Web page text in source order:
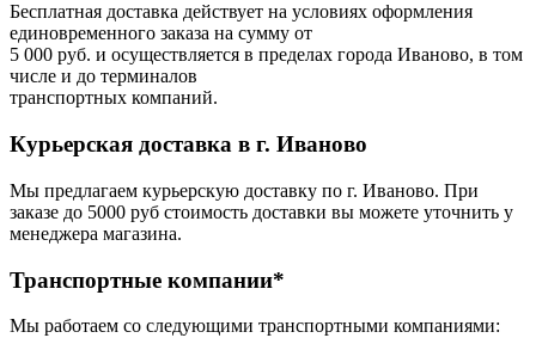
Бесплатная доставка действует на условиях оформления
единовременного заказа на сумму от
5 000 руб. и осуществляется в пределах города Иваново, в том
числе и до терминалов
транспортных компаний.
Курьерская доставка в г. Иваново
Мы предлагаем курьерскую доставку по г. Иваново. При
заказе до 5000 руб стоимость доставки вы можете уточнить у
менеджера магазина.
Транспортные компании*
Мы работаем со следующими транспортными компаниями: